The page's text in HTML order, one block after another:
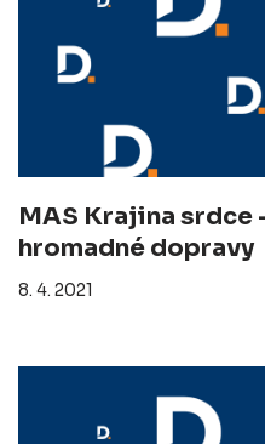
MAS Krajina srdce
hromadné dopravy
8. 4. 2021